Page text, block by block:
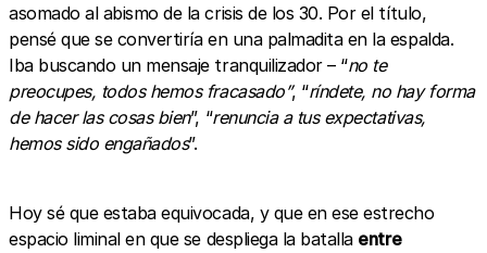
asomado al abismo de la crisis de los 30. Por el título,
pensé que se convertiría en una palmadita en la espalda.
Iba buscando un mensaje tranquilizador – “no te
preocupes, todos hemos fracasado”, “ríndete, no hay forma
de hacer las cosas bien”, “renuncia a tus expectativas,
hemos sido engañados”.
Hoy sé que estaba equivocada, y que en ese estrecho
espacio liminal en que se despliega la batalla entre